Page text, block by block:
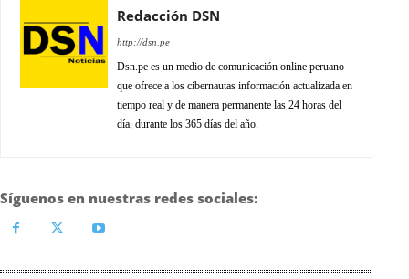
Redacción DSN
http://dsn.pe
Dsn.pe es un medio de comunicación online peruano
que ofrece a los cibernautas información actualizada en
tiempo real y de manera permanente las 24 horas del
día, durante los 365 días del año.
Síguenos en nuestras redes sociales: